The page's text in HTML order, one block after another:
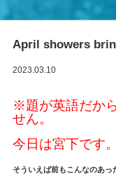
April showers
2023.03.10
※題が英語だか
せん。
今日は宮下です。
そういえば前もこんなのあっ